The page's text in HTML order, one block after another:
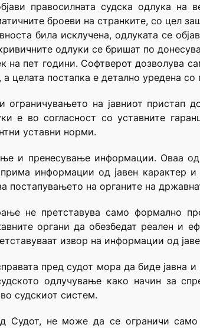
правосилната судска одлука на
броеви на странките, со цел
била исклучена, одлуката се
одлуки се бришат по
на пет години. Софтверот дозволува
целата постапка е детално уредена со
на јавниот пристап
е во согласност со уставните
уставни норми.
и пренесување информации. Оваа
информации од јавен карактер и
на органите на
не претставува само формално
органи да обезбедат реален и
извор на информации од
пред судот мора да биде јавна и
одлучување како начин за
судскиот систем.
Судот, не може да се ограничи само